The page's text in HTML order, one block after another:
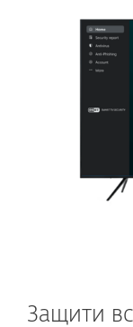
Защити